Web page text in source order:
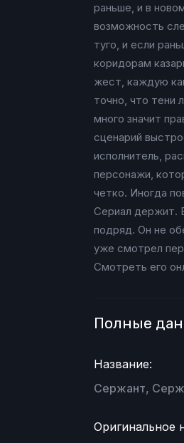
раньше, и в
возможность
туго, и если
коридорам
жест, каждую
точно, что тени
много значит
сценарий
исполнитель,
персонажи,
четко. Иногда
Сериал держит.
подряд. Он не
уже смотрел
Смотреть его
Полные
Название:
Сержант,
Оригинальное